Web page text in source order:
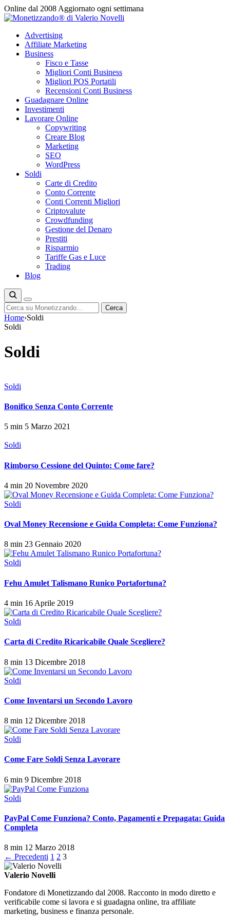
Vai
al
Online dal 2008 Aggiornato ogni settimana
Advertising
Affiliate Marketing
Business
Fisco e Tasse
Migliori Conti Business
Migliori POS Portatili
Recensioni Conti Business
Guadagnare Online
Investimenti
Lavorare Online
Copywriting
Creare Blog
Marketing
SEO
WordPress
Soldi
Carte di Credito
Conto Corrente
Conti Correnti Migliori
Criptovalute
Crowdfunding
Gestione del Denaro
Prestiti
Risparmio
Tariffe Gas e Luce
Trading
Blog
Cerca Cerca
Home›Soldi
Soldi
Soldi
Soldi
Bonifico Senza Conto Corrente
5 min 5 Marzo 2021
Soldi
Rimborso Cessione del Quinto: Come fare?
4 min 20 Novembre 2020
Soldi
Oval Money Recensione e Guida Completa: Come Funziona?
8 min 23 Gennaio 2020
Soldi
Fehu Amulet Talismano Runico Portafortuna?
4 min 16 Aprile 2019
Soldi
Carta di Credito Ricaricabile Quale Scegliere?
8 min 13 Dicembre 2018
Soldi
Come Inventarsi un Secondo Lavoro
8 min 12 Dicembre 2018
Soldi
Come Fare Soldi Senza Lavorare
6 min 9 Dicembre 2018
Soldi
PayPal Come Funziona? Conto, Pagamenti e Prepagata: Guida
Completa
8 min 12 Marzo 2018
Paginazione
degli
← Precedenti 1 2 3
Valerio Novelli
Fondatore di Monetizzando dal 2008. Racconto in modo diretto e
verificabile come si lavora e si guadagna online, tra affiliate
marketing, business e finanza personale.